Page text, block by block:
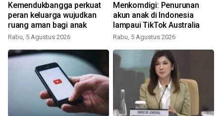
Kemendukbangga perkuat
peran keluarga wujudkan
ruang aman bagi anak
Rabu, 5 Agustus 2026
Menkomdigi: Penurunan
akun anak di Indonesia
lampaui TikTok Australia
Rabu, 5 Agustus 2026